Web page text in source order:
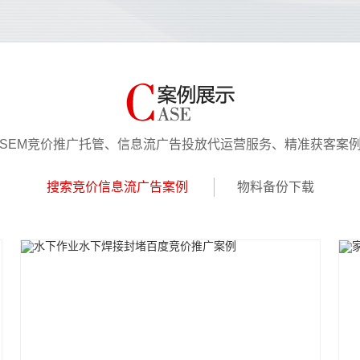
竞价推广托管、信息流广告投放代运营服务、精准获客案
搜索竞价信息流广告案例 物料备份下载